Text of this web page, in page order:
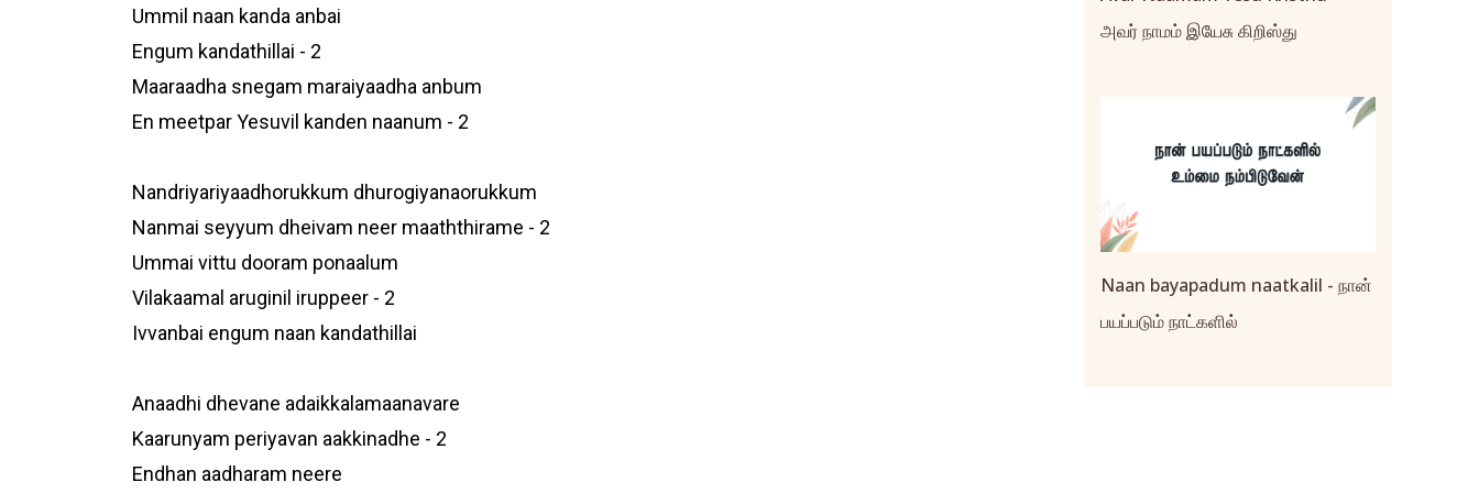
Ummil naan kanda anbai
Engum kandathillai - 2
Maaraadha snegam maraiyaadha anbum
En meetpar Yesuvil kanden naanum - 2
Nandriyariyaadhorukkum dhurogiyanaorukkum
Nanmai seyyum dheivam neer maaththirame - 2
Ummai vittu dooram ponaalum
Vilakaamal aruginil iruppeer - 2
Ivvanbai engum naan kandathillai
Anaadhi dhevane adaikkalamaanavare
Kaarunyam periyavan aakkinadhe - 2
Endhan aadharam neere
அவர் நாமம் இயேசு கிறிஸ்து
Naan bayapadum naatkalil - நான்
பயப்படும் நாட்களில்